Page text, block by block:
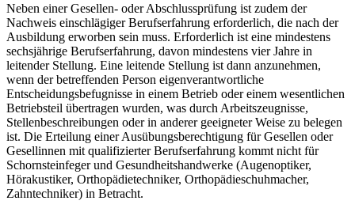
Neben einer Gesellen- oder Abschlussprüfung ist zudem der
Nachweis einschlägiger Berufserfahrung erforderlich, die nach der
Ausbildung erworben sein muss. Erforderlich ist eine mindestens
sechsjährige Berufserfahrung, davon mindestens vier Jahre in
leitender Stellung. Eine leitende Stellung ist dann anzunehmen,
wenn der betreffenden Person eigenverantwortliche
Entscheidungsbefugnisse in einem Betrieb oder einem wesentlichen
Betriebsteil übertragen wurden, was durch Arbeitszeugnisse,
Stellenbeschreibungen oder in anderer geeigneter Weise zu belegen
ist. Die Erteilung einer Ausübungsberechtigung für Gesellen oder
Gesellinnen mit qualifizierter Berufserfahrung kommt nicht für
Schornsteinfeger und Gesundheitshandwerke (Augenoptiker,
Hörakustiker, Orthopädietechniker, Orthopädieschuhmacher,
Zahntechniker) in Betracht.